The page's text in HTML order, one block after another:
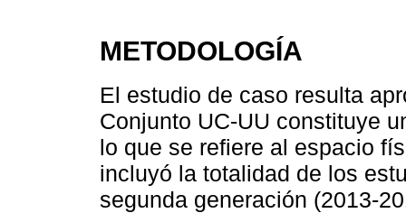
METODOLOGÍA
El estudio de caso resulta
Conjunto UC-UU constituye
lo que se refiere al espacio
incluyó la totalidad de los
segunda generación (2013-